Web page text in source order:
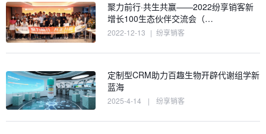
聚力前行·共生共赢——2022纷享销客新
增长100生态伙伴交流会（…
2022-12-13 | 纷享销客
定制型CRM助力百趣生物开辟代谢组学新
蓝海
2025-4-14 | 纷享销客